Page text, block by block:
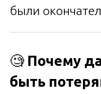
были
🧐 Почему
быть